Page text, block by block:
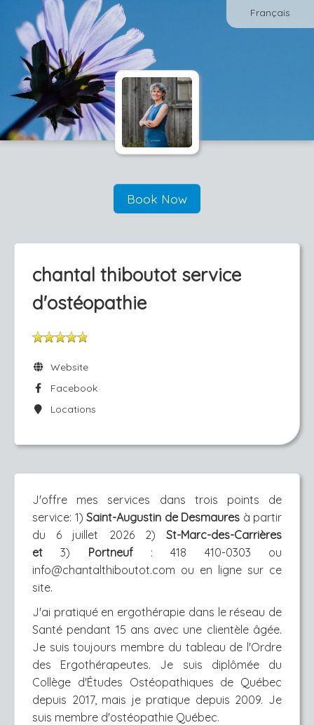
Français
Book Now
chantal thiboutot service
d'ostéopathie
Website
Facebook
Locations
J'offre mes services dans trois points de
service: 1) Saint-Augustin de Desmaures à partir
du 6 juillet 2026
2)St-Marc-des-Carrières
et 3) Portneuf : 418 410-0303 ou
info@chantalthiboutot.com ou en ligne sur ce
site.
J'ai pratiqué en ergothérapie dans le réseau de
Santé pendant 15 ans avec une clientèle âgée.
Je suis toujours membre du tableau de l'Ordre
des Ergothérapeutes. Je suis diplômée du
Collège d'Études Ostéopathiques de Québec
depuis 2017, mais je pratique depuis 2009. Je
suis membre d'ostéopathie Québec.